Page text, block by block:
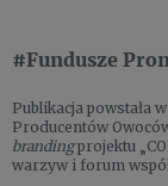
#Fundusze
Publikacja powstała
Producentów
brandingprojektu
warzyw i forum